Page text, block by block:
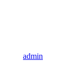
admin